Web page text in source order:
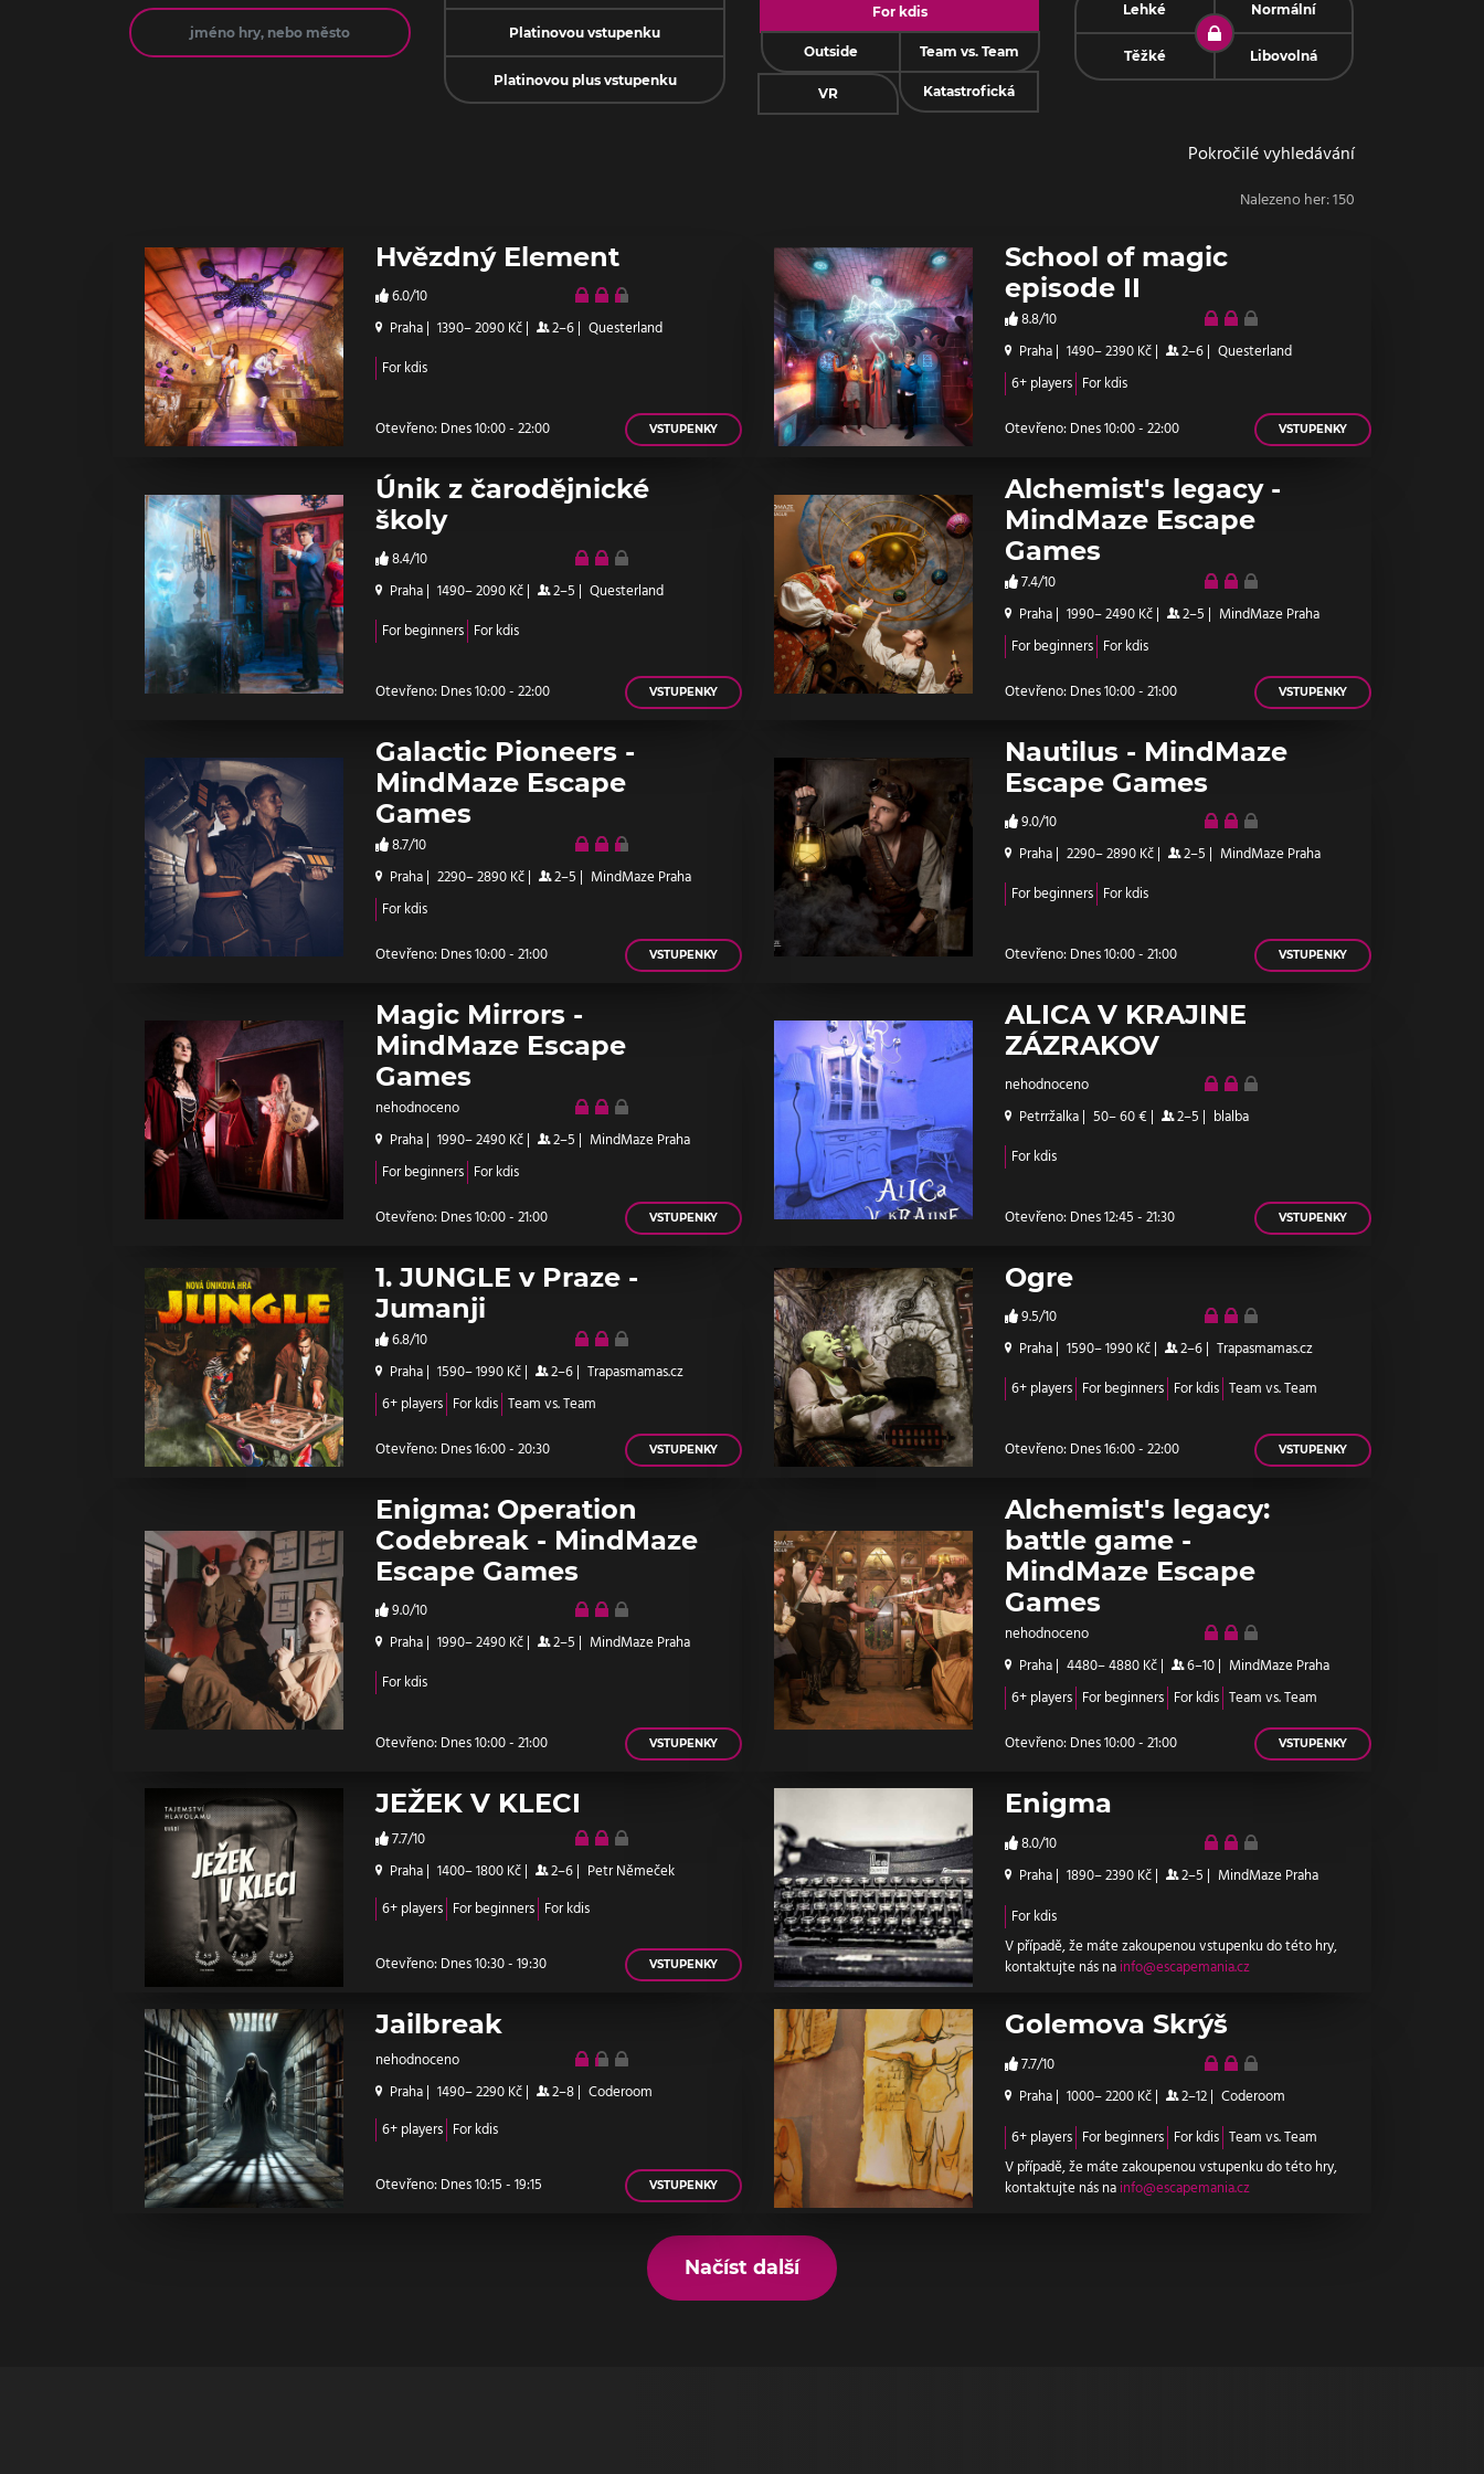
Jméno
Platinovou vstupenku
Platinovou plus vstupenku
For kdis
Outside Team vs. Team
VR Katastrofická
Lehké Normální
Těžké Libovolná
Pokročilé vyhledávání
Nalezeno her:150
Hvězdný Element
6.0/10
Praha| 1390– 2090 Kč| 2–6| Questerland
For kdis
Otevřeno: Dnes 10:00 - 22:00 VSTUPENKY
School of magic
episode II
8.8/10
Praha| 1490– 2390 Kč| 2–6| Questerland
6+ players For kdis
Otevřeno: Dnes 10:00 - 22:00
VSTUPENKY
Únik z čarodějnické
školy
8.4/10
Praha| 1490– 2090 Kč| 2–5 | Questerland
For beginners For kdis
Otevřeno: Dnes 10:00 - 22:00 VSTUPENKY
Alchemist's legacy -
MindMaze Escape
Games
7.4/10
Praha| 1990– 2490 Kč| 2–5 | MindMaze Praha
For beginners For kdis
Otevřeno: Dnes 10:00 - 21:00
VSTUPENKY
Galactic Pioneers -
MindMaze Escape
Games
8.7/10
Praha| 2290– 2890 Kč| 2–5 | MindMaze Praha
For kdis
Otevřeno: Dnes 10:00 - 21:00
VSTUPENKY
Nautilus - MindMaze
Escape Games
9.0/10
Praha| 2290– 2890 Kč| 2–5 | MindMaze Praha
For beginners For kdis
Otevřeno: Dnes 10:00 - 21:00 VSTUPENKY
Magic Mirrors -
MindMaze Escape
Games
nehodnoceno
Praha| 1990– 2490 Kč| 2–5 | MindMaze Praha
For beginners For kdis
Otevřeno: Dnes 10:00 - 21:00
VSTUPENKY
ALICA V KRAJINE
ZÁZRAKOV
nehodnoceno
Petrržalka| 50– 60 €| 2–5 | blalba
For kdis
Otevřeno: Dnes 12:45 - 21:30 VSTUPENKY
1. JUNGLE v Praze -
Jumanji
6.8/10
Praha| 1590– 1990 Kč| 2–6| Trapasmamas.cz
6+ players For kdis Team vs. Team
Otevřeno: Dnes 16:00 - 20:30
VSTUPENKY
Ogre
9.5/10
Praha| 1590– 1990 Kč| 2–6| Trapasmamas.cz
6+ players For beginners For kdis Team vs. Team
Otevřeno: Dnes 16:00 - 22:00 VSTUPENKY
Enigma: Operation
Codebreak - MindMaze
Escape Games
9.0/10
Praha| 1990– 2490 Kč| 2–5 | MindMaze Praha
For kdis
Otevřeno: Dnes 10:00 - 21:00 VSTUPENKY
Alchemist's legacy:
battle game -
MindMaze Escape
Games
nehodnoceno
Praha| 4480– 4880 Kč| 6–10| MindMaze Praha
6+ players For beginners For kdis Team vs. Team
Otevřeno: Dnes 10:00 - 21:00
VSTUPENKY
JEŽEK V KLECI
7.7/10
Praha| 1400– 1800 Kč| 2–6| Petr Němeček
6+ players For beginners For kdis
Otevřeno: Dnes 10:30 - 19:30 VSTUPENKY
Enigma
8.0/10
Praha| 1890– 2390 Kč| 2–5 | MindMaze Praha
For kdis
V případě, že máte zakoupenou vstupenku do této hry,
kontaktujte nás nainfo@escapemania.cz
Jailbreak
nehodnoceno
Praha| 1490– 2290 Kč| 2–8| Coderoom
6+ players For kdis
Otevřeno: Dnes 10:15 - 19:15 VSTUPENKY
Golemova Skrýš
7.7/10
Praha| 1000– 2200 Kč| 2–12| Coderoom
6+ players For beginners For kdis Team vs. Team
V případě, že máte zakoupenou vstupenku do této hry,
kontaktujte nás nainfo@escapemania.cz
Načíst další